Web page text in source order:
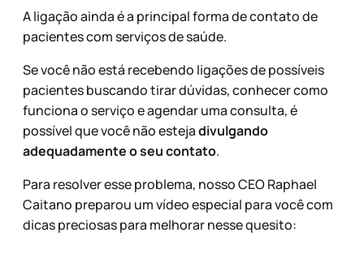
A ligação ainda é a principal forma de contato de
pacientes com serviços de saúde.
Se você não está recebendo ligações de possíveis
pacientes buscando tirar dúvidas, conhecer como
funciona o serviço e agendar uma consulta, é
possível que você não estejadivulgando
adequadamente o seu contato.
Para resolver esse problema, nosso CEO Raphael
Caitano preparou um vídeo especial para você com
dicas preciosas para melhorar nesse quesito: